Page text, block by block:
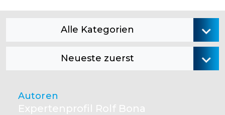
Alle Kategorien
Neueste zuerst
Autoren
Expertenprofil Rolf Bona